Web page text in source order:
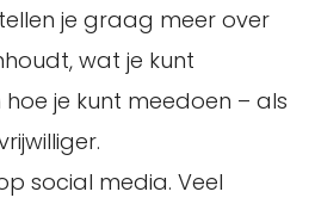
je graag meer over
wat je kunt
je kunt meedoen – als
social media. Veel